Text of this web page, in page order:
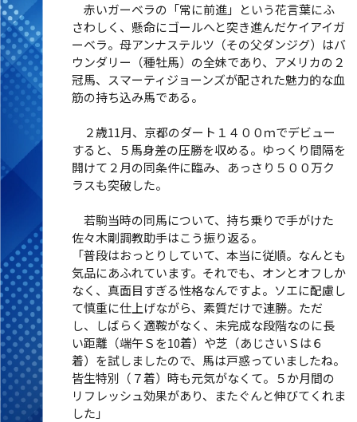
赤いガーベラの「常に前進」という花言葉にふ
さわしく、懸命にゴールへと突き進んだケイアイガ
ーベラ。母アンナステルツ（その父ダンジグ）はバ
ウンダリー（種牡馬）の全妹であり、アメリカの２
冠馬、スマーティジョーンズが配された魅力的な血
筋の持ち込み馬である。
２歳11月、京都のダート１４００ｍでデビュー
すると、５馬身差の圧勝を収める。ゆっくり間隔を
開けて２月の同条件に臨み、あっさり５００万ク
ラスも突破した。
若駒当時の同馬について、持ち乗りで手がけた
佐々木剛調教助手はこう振り返る。
「普段はおっとりしていて、本当に従順。なんとも
気品にあふれています。それでも、オンとオフしか
なく、真面目すぎる性格なんですよ。ソエに配慮し
て慎重に仕上げながら、素質だけで連勝。ただ
し、しばらく適鞍がなく、未完成な段階なのに長
い距離（端午Ｓを10着）や芝（あじさいＳは６
着）を試しましたので、馬は戸惑っていましたね。
皆生特別（７着）時も元気がなくて。５か月間の
リフレッシュ効果があり、またぐんと伸びてくれま
した」